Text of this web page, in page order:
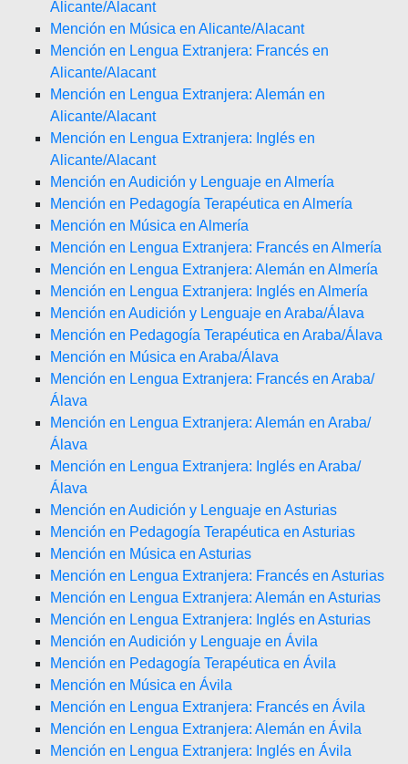
Alicante/Alacant
Mención en Música en Alicante/Alacant
Mención en Lengua Extranjera: Francés en
Alicante/Alacant
Mención en Lengua Extranjera: Alemán en
Alicante/Alacant
Mención en Lengua Extranjera: Inglés en
Alicante/Alacant
Mención en Audición y Lenguaje en Almería
Mención en Pedagogía Terapéutica en Almería
Mención en Música en Almería
Mención en Lengua Extranjera: Francés en Almería
Mención en Lengua Extranjera: Alemán en Almería
Mención en Lengua Extranjera: Inglés en Almería
Mención en Audición y Lenguaje en Araba/Álava
Mención en Pedagogía Terapéutica en Araba/Álava
Mención en Música en Araba/Álava
Mención en Lengua Extranjera: Francés en Araba/
Álava
Mención en Lengua Extranjera: Alemán en Araba/
Álava
Mención en Lengua Extranjera: Inglés en Araba/
Álava
Mención en Audición y Lenguaje en Asturias
Mención en Pedagogía Terapéutica en Asturias
Mención en Música en Asturias
Mención en Lengua Extranjera: Francés en Asturias
Mención en Lengua Extranjera: Alemán en Asturias
Mención en Lengua Extranjera: Inglés en Asturias
Mención en Audición y Lenguaje en Ávila
Mención en Pedagogía Terapéutica en Ávila
Mención en Música en Ávila
Mención en Lengua Extranjera: Francés en Ávila
Mención en Lengua Extranjera: Alemán en Ávila
Mención en Lengua Extranjera: Inglés en Ávila